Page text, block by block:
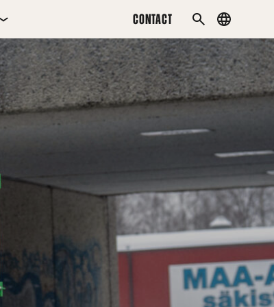
CONTACT
SEARCHCountry
menu